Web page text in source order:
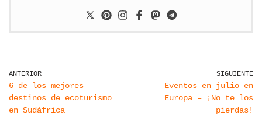
ANTERIOR
6 de los mejores
destinos de ecoturismo
en Sudáfrica
SIGUIENTE
Eventos en julio en
Europa – ¡No te los
pierdas!